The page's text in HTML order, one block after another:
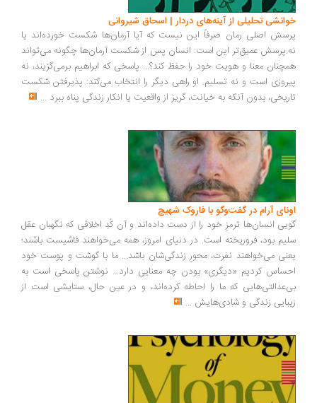
تحلیلی از آینه‌های دردار | اسحاق شیروانی
اصلی رمان صرفاً این نیست که آیا آرمان‌ها شکست خورده‌اند یا
عمیق‌تر این است: انسان پس از شکست آرمان‌ها چگونه می‌تواند
معنا و هویت خود را حفظ کند؟... پاسخی که ابراهیم برمی‌گزیند، نه
است و نه تسلیم. او راهی دیگر را انتخاب می‌کند: پذیرفتن شکست
بدون آنکه به خیانت، گریز از واقعیت یا انکار زندگی پناه ببرد...
آرام در گفت‌وگو با فاروک شهیچ‭
انسان‌ها ترمزِ خود را از دست داده‌اند و آن کُدِ اخلاقی که نگهبان عقل
بود، فروریخته است. در دنیای امروز، همه می‌خواهند فاشیست باشند؛
می‌خواهند نفرت، محورِ زندگی‌شان باشد... ما با گوشت و پوست خود
کردیم «دیگری» بودن چه معنایی دارد... نوشتن پاسخی است به
که ما را احاطه کرده‌اند، و در عین حال، ستایشی است از
زندگی و شادی‌هایش...